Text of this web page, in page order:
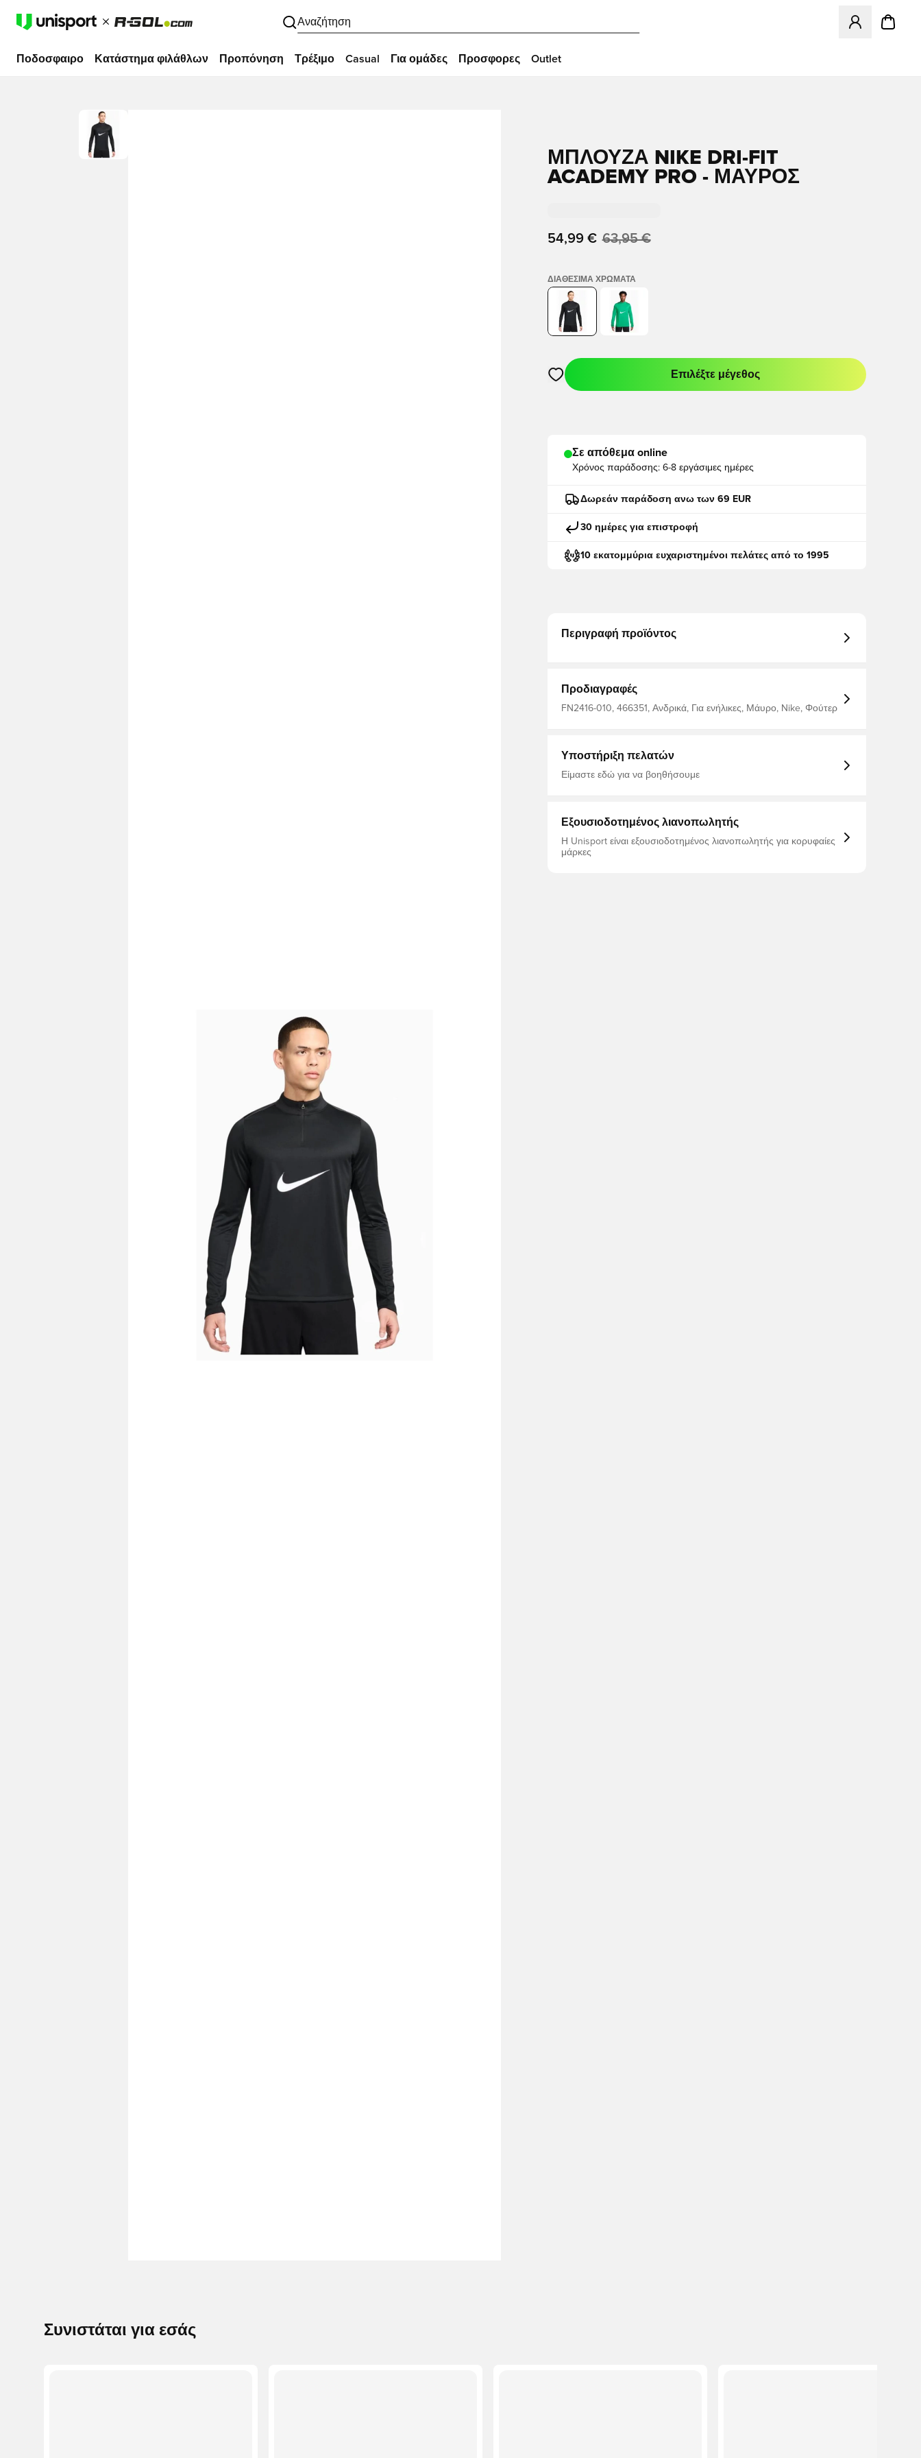
Αναζήτηση
Ανοίγει ένα
Ποδοσφαιρο Κατάστημα φιλάθλων Προπόνηση Τρέξιμο Casual Για ομάδες Προσφορες Outlet
ΜΠΛΟΎΖΑ NIKE DRI-FIT
ACADEMY PRO - ΜΑΎΡΟΣ
54,99 € 63,95 €
ΔΙΑΘΈΣΙΜΑ ΧΡΏΜΑΤΑ
Ανοίγει ένα Modal για να συνδεθείτε ή να εγγραφείτε ως μέλος
Επιλέξτε μέγεθος
Σε απόθεμα online
Χρόνος παράδοσης: 6-8 εργάσιμες ημέρες
Δωρεάν παράδοση ανω των 69 EUR
30 ημέρες για επιστροφή
10 εκατομμύρια ευχαριστημένοι πελάτες από το 1995
Περιγραφή προϊόντος
Προδιαγραφές
FN2416-010, 466351, Ανδρικά, Για ενήλικες, Μάυρο, Nike, Φούτερ
Υποστήριξη πελατών
Είμαστε εδώ για να βοηθήσουμε
Εξουσιοδοτημένος λιανοπωλητής
Η Unisport είναι εξουσιοδοτημένος λιανοπωλητής για κορυφαίες
μάρκες
Συνιστάται για εσάς